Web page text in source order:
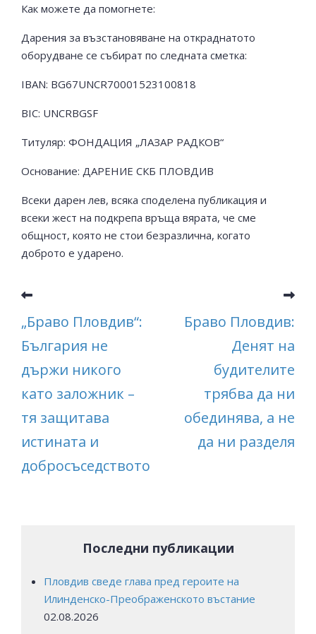
Как можете да помогнете:
Дарения за възстановяване на откраднатото
оборудване се събират по следната сметка:
IBAN: BG67UNCR70001523100818
BIC: UNCRBGSF
Титуляр: ФОНДАЦИЯ „ЛАЗАР РАДКОВ“
Основание: ДАРЕНИЕ СКБ ПЛОВДИВ
Всеки дарен лев, всяка споделена публикация и
всеки жест на подкрепа връща вярата, че сме
общност, която не стои безразлична, когато
доброто е ударено.
„Браво Пловдив“:
България не
държи никого
като заложник –
тя защитава
истината и
добросъседството
Браво Пловдив:
Денят на
будителите
трябва да ни
обединява, а не
да ни разделя
Последни публикации
Пловдив сведе глава пред героите на
Илинденско-Преображенското въстание
02.08.2026